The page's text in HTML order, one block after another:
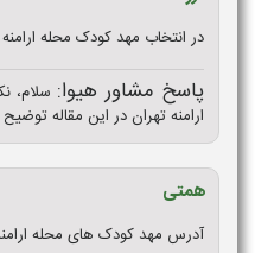
در انتخاب مهد کودک محله ارامنه
پاسخ مشاور هیوا:سلام،
ارامنه تهران در این مقاله توضیح
همتی
آدرس مهد کودک های محله ارامنه